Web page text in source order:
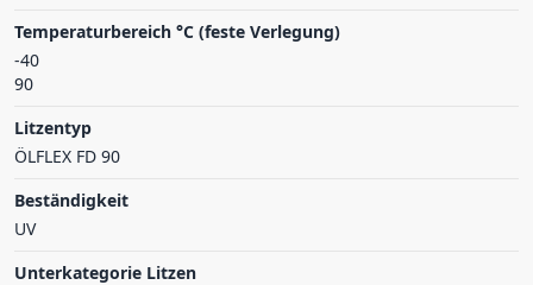
Temperaturbereich °C (feste Verlegung)
-40
90
Litzentyp
ÖLFLEX FD 90
Beständigkeit
UV
Unterkategorie Litzen